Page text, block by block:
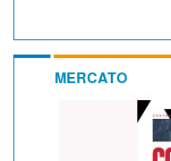
MERCATO